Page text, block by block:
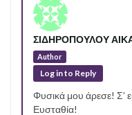
ΣΙΔΗΡΟΠΟΥΛΟΥ
Author
Log in to Reply
Φυσικά μου άρεσε! Σ’
Ευσταθία!